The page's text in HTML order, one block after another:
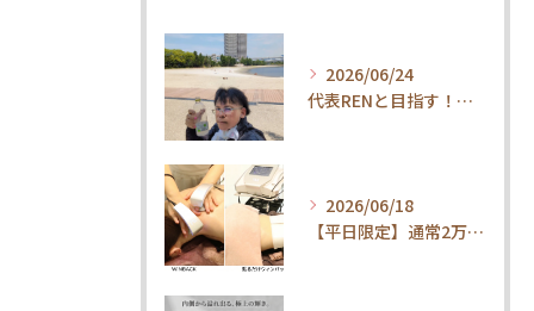
2026/06/24
代表RENと目指す！内臓ケア×ウォーキングで叶える「疲れ知らずの健康体」
2026/06/18
【平日限定】通常2万円→1.5万円！整体×内臓ケアで代謝UP・体質改善コース